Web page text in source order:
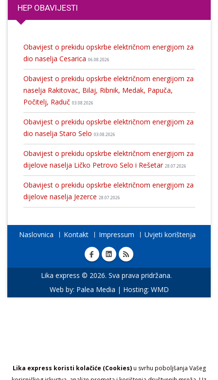
Lika express koristi kolačiće (Cookies)u svrhu poboljšanja Vašeg
HEP OBAVIJESTI
Obavijest o prekidu opskrbe električnom energijom za
dio naselja Cesarica 06.08.2026
Obavijest o prekidu opskrbe električnom energijom za
naselja Rakitovac, Bilaj, Ribnik, Medak, Papuča,
Počitelj, Raduč 03.08.2026
Obavijest o prekidu opskrbe električnom energijom za
dio naselja Staro Selo 03.08.2026
Obavijest o prekidu opskrbe električnom energijom za
dijelove naselja Ličko Petrovo Selo i Rešetar 28.07.2026
Obavijest o prekidu opskrbe električnom energijom za
dijelove naselja Jezerce 28.07.2026
Naslovnica Kontakt Impressum Uvjeti korištenja
Lika express © 2026. Sva prava pridržana.
Web by: Palea Media | Hosting: WMD